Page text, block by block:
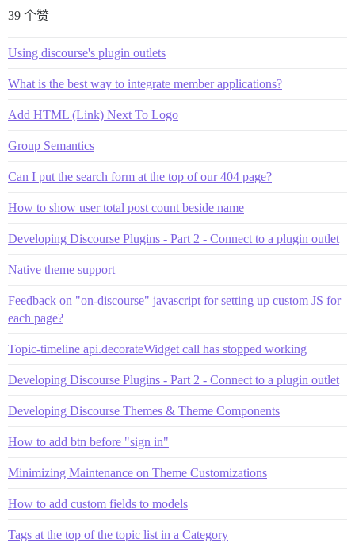
39 个赞
Using discourse's plugin outlets
What is the best way to integrate member applications?
Add HTML (Link) Next To Logo
Group Semantics
Can I put the search form at the top of our 404 page?
How to show user total post count beside name
Developing Discourse Plugins - Part 2 - Connect to a plugin outlet
Native theme support
Feedback on "on-discourse" javascript for setting up custom JS for
each page?
Topic-timeline api.decorateWidget call has stopped working
Developing Discourse Plugins - Part 2 - Connect to a plugin outlet
Developing Discourse Themes & Theme Components
How to add btn before "sign in"
Minimizing Maintenance on Theme Customizations
How to add custom fields to models
Tags at the top of the topic list in a Category